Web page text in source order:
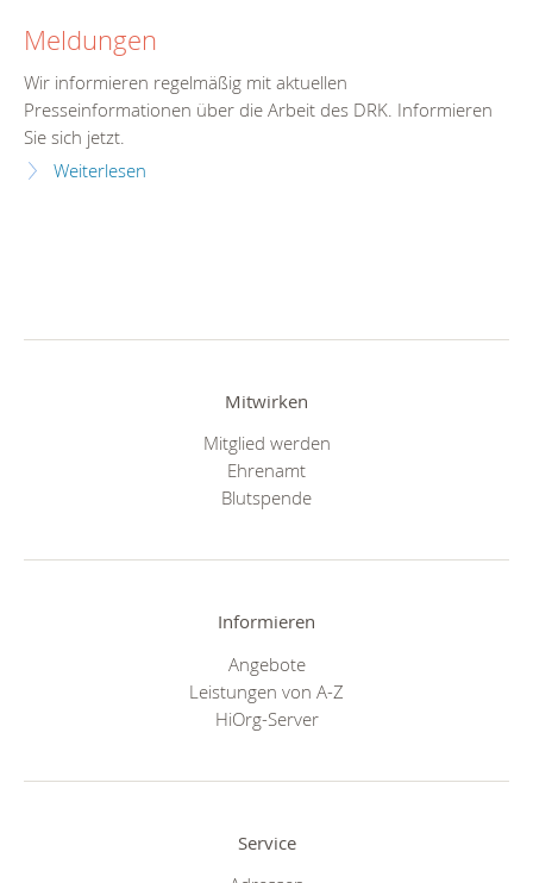
Meldungen
Wir informieren regelmäßig mit aktuellen
Presseinformationen über die Arbeit des DRK. Informieren
Sie sich jetzt.
Weiterlesen
Mitwirken
Mitglied werden
Ehrenamt
Blutspende
Informieren
Angebote
Leistungen von A-Z
HiOrg-Server
Service